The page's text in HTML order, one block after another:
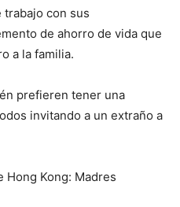
con sus
de ahorro de vida que
a la familia.
prefieren tener una
invitando a un extraño a